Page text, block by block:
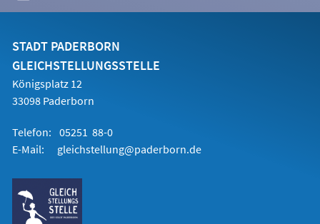
STADT PADERBORN
GLEICHSTELLUNGSSTELLE
Königsplatz 12
33098 Paderborn
Telefon: 05251 88-0
E-Mail:
gleichstellung@paderborn.de